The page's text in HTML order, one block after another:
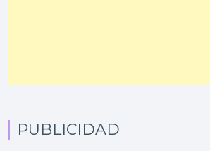
PUBLICIDAD